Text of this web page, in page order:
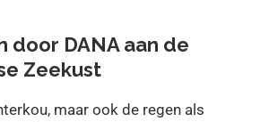
door DANA aan de
Zeekust
maar ook de regen als